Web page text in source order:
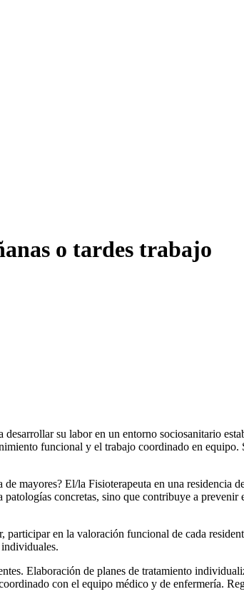
o tardes trabajo
su labor en un entorno sociosanitario
funcional y el trabajo coordinado en
mayores? El/la Fisioterapeuta en una residencia
concretas, sino que contribuye a
en la valoración funcional de cada
Elaboración de planes de tratamiento
con el equipo médico y de enfermería.